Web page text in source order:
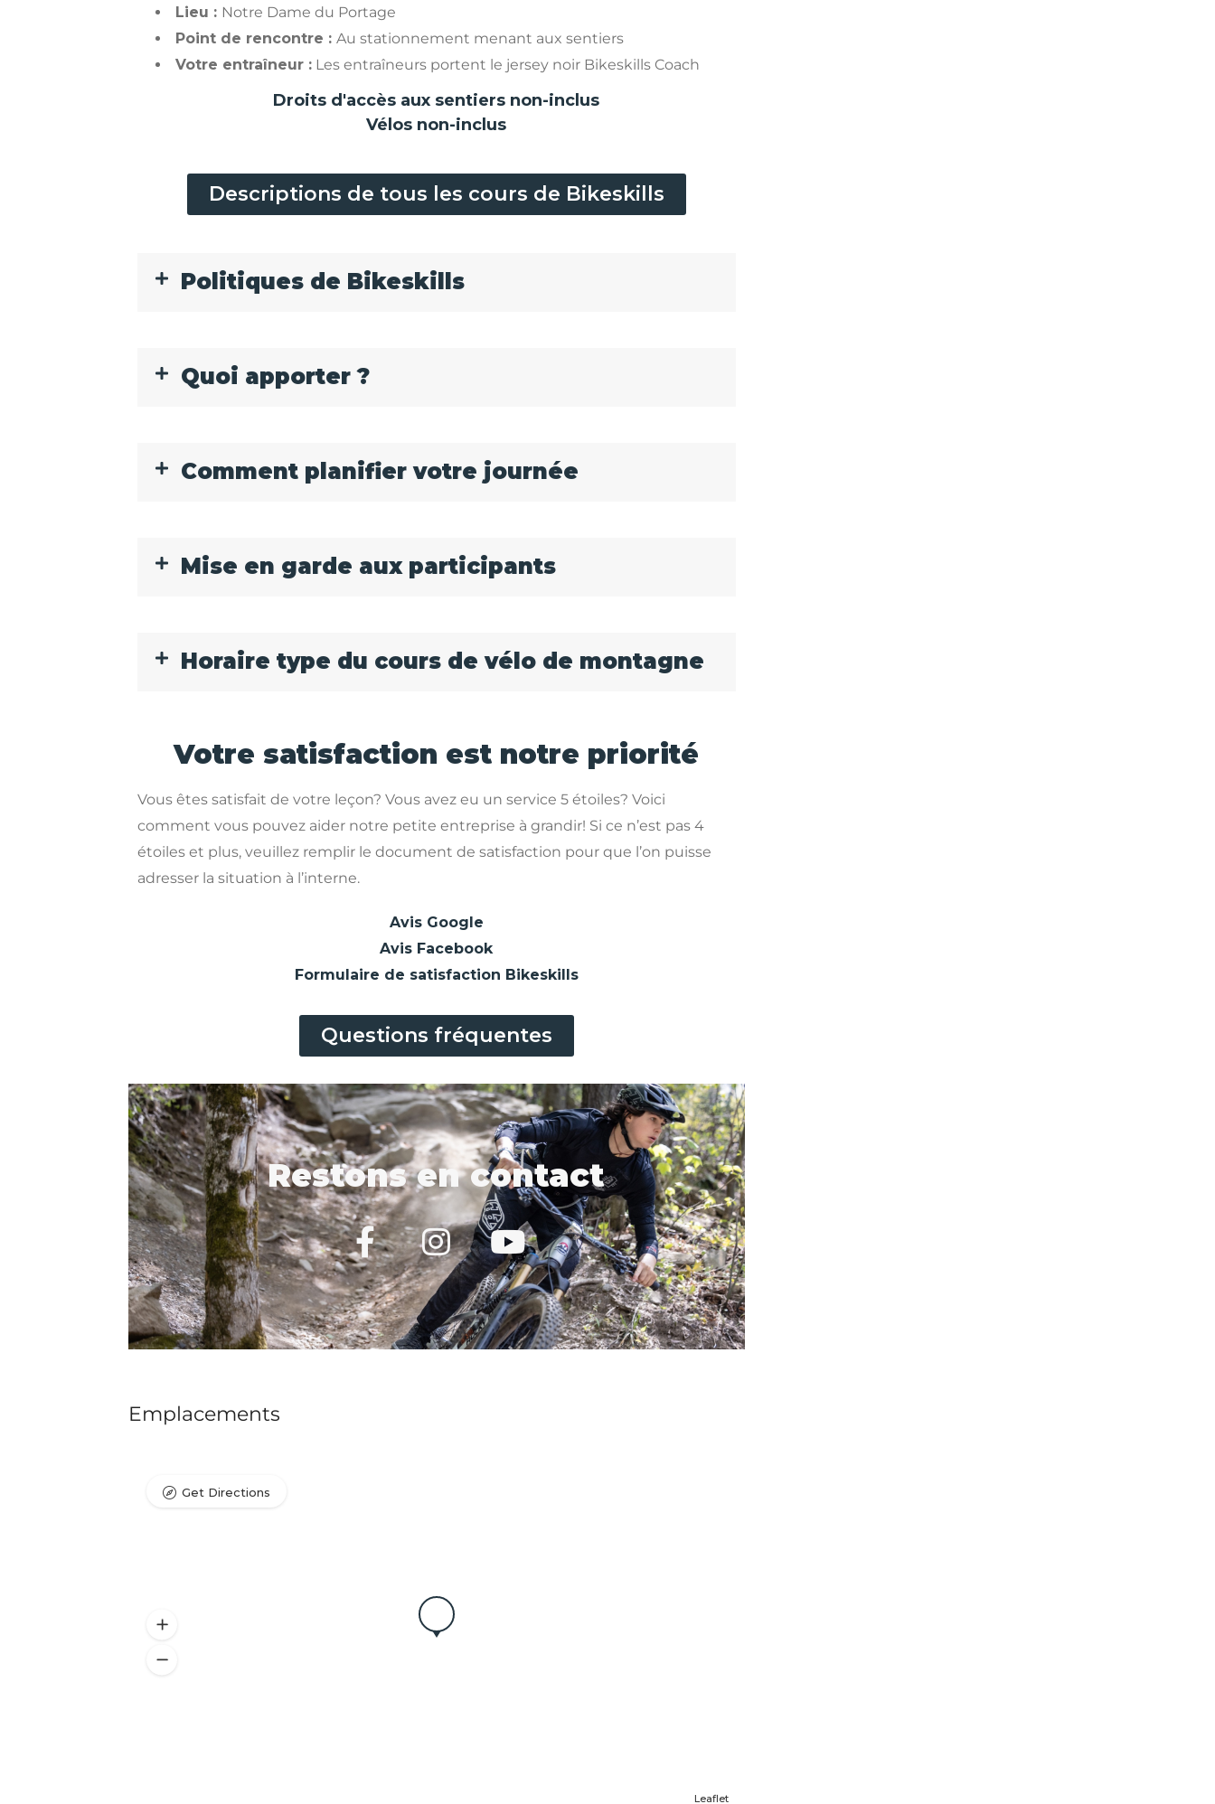
Lieu : Notre Dame du Portage
Point de rencontre : Au stationnement menant aux sentiers
Votre entraîneur : Les entraîneurs portent le jersey noir Bikeskills Coach
Droits d'accès aux sentiers non-inclus
Vélos non-inclus
Descriptions de tous les cours de Bikeskills
Politiques de Bikeskills
Quoi apporter ?
Comment planifier votre journée
Mise en garde aux participants
Horaire type du cours de vélo de montagne
Votre satisfaction est notre priorité
Vous êtes satisfait de votre leçon? Vous avez eu un service 5 étoiles? Voici
comment vous pouvez aider notre petite entreprise à grandir! Si ce n’est pas 4
étoiles et plus, veuillez remplir le document de satisfaction pour que l’on puisse
adresser la situation à l’interne.
Avis Google
Avis Facebook
Formulaire de satisfaction Bikeskills
Questions fréquentes
Restons en contact
Emplacements
Leaflet
Get Directions